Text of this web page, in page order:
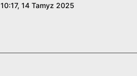
10:17, 14 Tamyz 2025